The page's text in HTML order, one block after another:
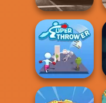
Real City Driver